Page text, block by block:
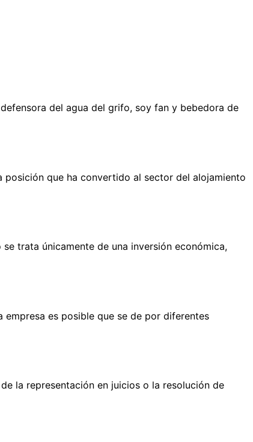
del agua del grifo, soy fan y bebedora de
que ha convertido al sector del alojamiento
trata únicamente de una inversión económica,
es posible que se de por diferentes
la representación en juicios o la resolución de